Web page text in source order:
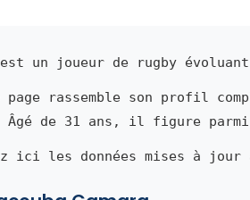
est un joueur de rugby
rassemble son profil
Âgé de 31 ans, il figure
ici les données mises à